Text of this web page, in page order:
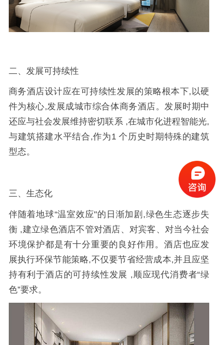
二、发展可持续性
商务酒店设计应在可持续性发展的策略根本下,以硬
件为核心,发展成城市综合体商务酒店。发展时期中
还应与社会发展维持密切联系 ,在城市化进程智能光,
与建筑搭建水平结合,作为1 个历史时期特殊的建筑
型态。
三、生态化
伴随着地球“温室效应"的日渐加剧,绿色生态逐步失
衡 ,建立绿色酒店不管对酒店、对宾客、对当今社会
环境保护都是有十分重要的良好作用。酒店也应发
展执行环保节能策略,不仅要节省经营成本,并且应坚
持有利于酒店的可持续性发展 ,顺应现代消费者“绿
色”要求。